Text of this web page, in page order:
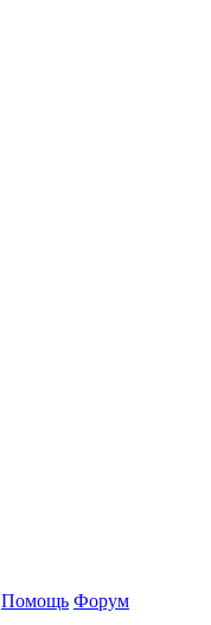
Помощь Форум